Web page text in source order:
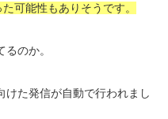
可能性もありそうです。
のか。
けた発信が自動で行われまし